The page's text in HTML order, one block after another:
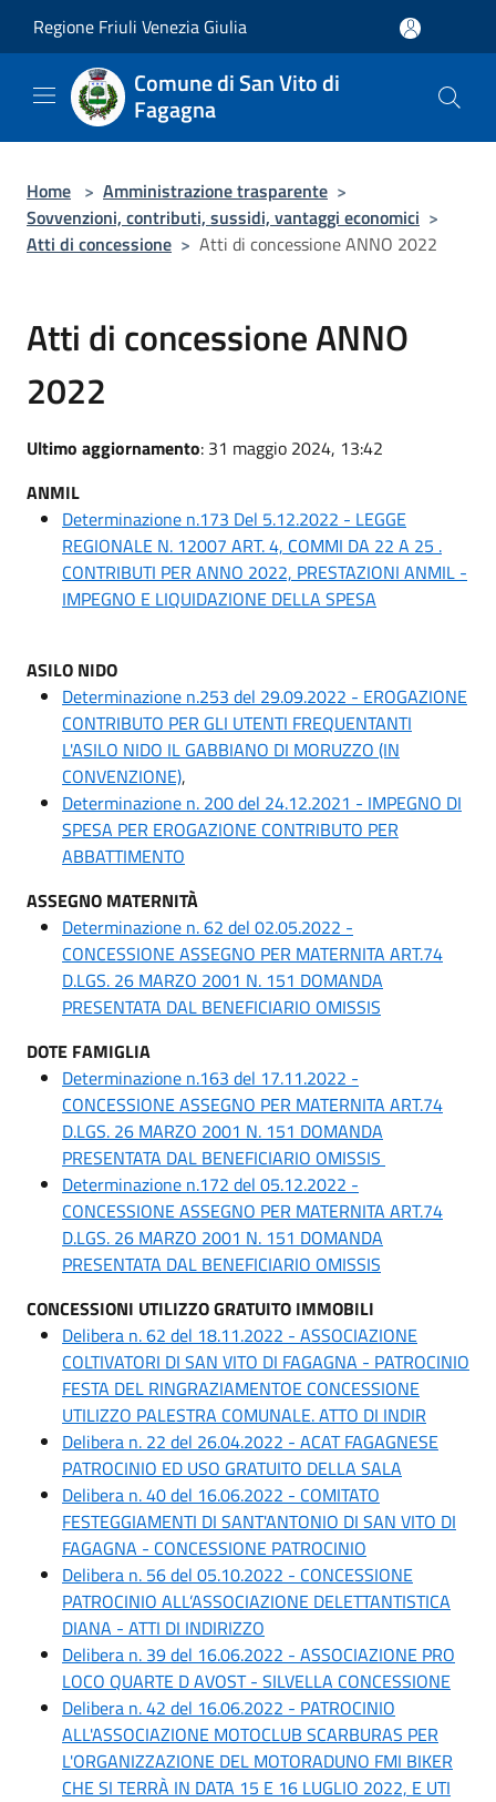
Regione Friuli Venezia Giulia
Comune di San Vito di
Fagagna
Home > Amministrazione trasparente >
Sovvenzioni, contributi, sussidi, vantaggi economici >
Atti di concessione > Atti di concessione ANNO 2022
Atti di concessione ANNO
2022
Ultimo aggiornamento: 31 maggio 2024, 13:42
ANMIL
Determinazione n.173 Del 5.12.2022 - LEGGE
REGIONALE N. 12007 ART. 4, COMMI DA 22 A 25 .
CONTRIBUTI PER ANNO 2022, PRESTAZIONI ANMIL -
IMPEGNO E LIQUIDAZIONE DELLA SPESA
ASILO NIDO
Determinazione n.253 del 29.09.2022 - EROGAZIONE
CONTRIBUTO PER GLI UTENTI FREQUENTANTI
L'ASILO NIDO IL GABBIANO DI MORUZZO (IN
CONVENZIONE),
Determinazione n. 200 del 24.12.2021 - IMPEGNO DI
SPESA PER EROGAZIONE CONTRIBUTO PER
ABBATTIMENTO
ASSEGNO MATERNITÀ
Determinazione n. 62 del 02.05.2022 -
CONCESSIONE ASSEGNO PER MATERNITA ART.74
D.LGS. 26 MARZO 2001 N. 151 DOMANDA
PRESENTATA DAL BENEFICIARIO OMISSIS
DOTE FAMIGLIA
Determinazione n.163 del 17.11.2022 -
CONCESSIONE ASSEGNO PER MATERNITA ART.74
D.LGS. 26 MARZO 2001 N. 151 DOMANDA
PRESENTATA DAL BENEFICIARIO OMISSIS
Determinazione n.172 del 05.12.2022 -
CONCESSIONE ASSEGNO PER MATERNITA ART.74
D.LGS. 26 MARZO 2001 N. 151 DOMANDA
PRESENTATA DAL BENEFICIARIO OMISSIS
CONCESSIONI UTILIZZO GRATUITO IMMOBILI
Delibera n. 62 del 18.11.2022 - ASSOCIAZIONE
COLTIVATORI DI SAN VITO DI FAGAGNA - PATROCINIO
FESTA DEL RINGRAZIAMENTOE CONCESSIONE
UTILIZZO PALESTRA COMUNALE. ATTO DI INDIR
Delibera n. 22 del 26.04.2022 - ACAT FAGAGNESE
PATROCINIO ED USO GRATUITO DELLA SALA
Delibera n. 40 del 16.06.2022 - COMITATO
FESTEGGIAMENTI DI SANT'ANTONIO DI SAN VITO DI
FAGAGNA - CONCESSIONE PATROCINIO
Delibera n. 56 del 05.10.2022 - CONCESSIONE
PATROCINIO ALL’ASSOCIAZIONE DELETTANTISTICA
DIANA - ATTI DI INDIRIZZO
Delibera n. 39 del 16.06.2022 - ASSOCIAZIONE PRO
LOCO QUARTE D AVOST - SILVELLA CONCESSIONE
Delibera n. 42 del 16.06.2022 - PATROCINIO
ALL'ASSOCIAZIONE MOTOCLUB SCARBURAS PER
L'ORGANIZZAZIONE DEL MOTORADUNO FMI BIKER
CHE SI TERRÀ IN DATA 15 E 16 LUGLIO 2022, E UTI